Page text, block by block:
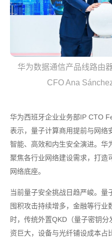
华为数据通信产品线路由
CFO Ana
华为西班牙企业业务部IP CTO
表示，量子计算商用提前与网络
智能、高效和内生安全演进。华
聚焦各行业网络建设需求，打造
网络底座。
当前量子安全挑战日趋严峻。
囤积攻击持续增多，金融等行业
时，传统外置QKD（量子密钥
资巨大，设备与光纤铺设成本占